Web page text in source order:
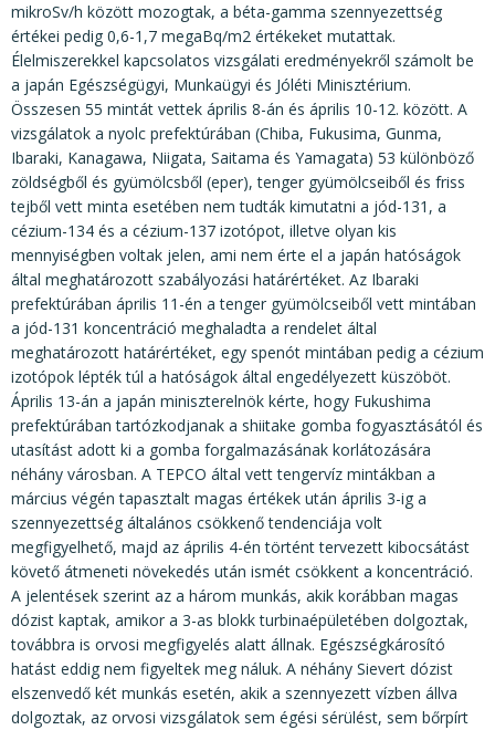
mikroSv/h között mozogtak, a béta-gamma szennyezettség
értékei pedig 0,6-1,7 megaBq/m2 értékeket mutattak.
Élelmiszerekkel kapcsolatos vizsgálati eredményekről számolt be
a japán Egészségügyi, Munkaügyi és Jóléti Minisztérium.
Összesen 55 mintát vettek április 8-án és április 10-12. között. A
vizsgálatok a nyolc prefektúrában (Chiba, Fukusima, Gunma,
Ibaraki, Kanagawa, Niigata, Saitama és Yamagata) 53 különböző
zöldségből és gyümölcsből (eper), tenger gyümölcseiből és friss
tejből vett minta esetében nem tudták kimutatni a jód-131, a
cézium-134 és a cézium-137 izotópot, illetve olyan kis
mennyiségben voltak jelen, ami nem érte el a japán hatóságok
által meghatározott szabályozási határértéket. Az Ibaraki
prefektúrában április 11-én a tenger gyümölcseiből vett mintában
a jód-131 koncentráció meghaladta a rendelet által
meghatározott határértéket, egy spenót mintában pedig a cézium
izotópok lépték túl a hatóságok által engedélyezett küszöböt.
Április 13-án a japán miniszterelnök kérte, hogy Fukushima
prefektúrában tartózkodjanak a shiitake gomba fogyasztásától és
utasítást adott ki a gomba forgalmazásának korlátozására
néhány városban. A TEPCO által vett tengervíz mintákban a
március végén tapasztalt magas értékek után április 3-ig a
szennyezettség általános csökkenő tendenciája volt
megfigyelhető, majd az április 4-én történt tervezett kibocsátást
követő átmeneti növekedés után ismét csökkent a koncentráció.
A jelentések szerint az a három munkás, akik korábban magas
dózist kaptak, amikor a 3-as blokk turbinaépületében dolgoztak,
továbbra is orvosi megfigyelés alatt állnak. Egészségkárosító
hatást eddig nem figyeltek meg náluk. A néhány Sievert dózist
elszenvedő két munkás esetén, akik a szennyezett vízben állva
dolgoztak, az orvosi vizsgálatok sem égési sérülést, sem bőrpírt